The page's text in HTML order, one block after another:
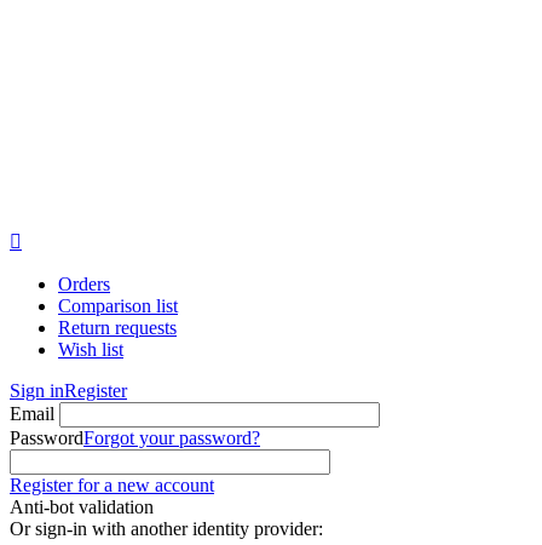

Orders
Comparison list
Return requests
Wish list
Sign inRegister
Email
PasswordForgot your password?
Register for a new account
Anti-bot validation
Or sign-in with another identity provider: